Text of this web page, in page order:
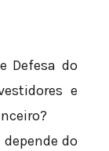
Defesa do
e
do